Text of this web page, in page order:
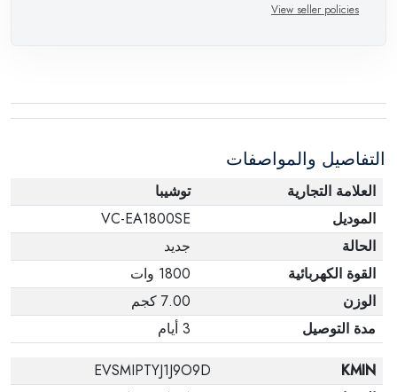
عبوته الأصلية. لاحظ أنه لا يمكن إرجاع المنتجات
وفي عبواتها الأصلية.
View seller policies
التفاصيل والمواصفات
العلامة التجارية
توشيبا
الموديل
VC-EA1800SE
الحالة
جديد
القوة الكهربائية
1800 وات
الوزن
7.00 كجم
مدة التوصيل
3 أيام
KMIN
EVSMIPTYJ1J9O9D